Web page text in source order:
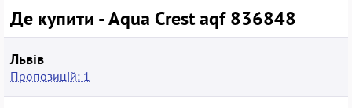
Де купити - Aqua Crest aqf 836848
Львів
Пропозицій: 1